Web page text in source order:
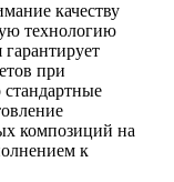
качеству
технологию
гарантирует
при
композиций на
к